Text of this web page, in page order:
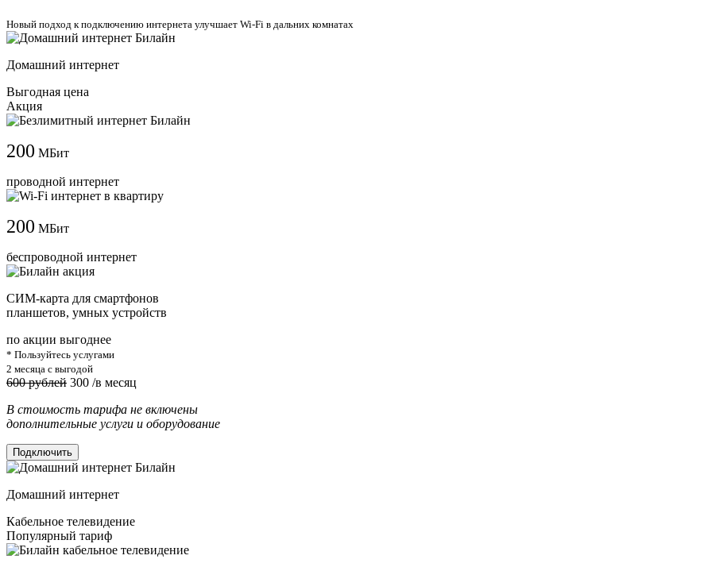
Новый подход к подключению интернета улучшает Wi-Fi в дальних комнатах
Домашний интернет
Выгодная цена
Акция
200 МБит
проводной интернет
200 МБит
беспроводной интернет
СИМ-карта для смартфонов
планшетов, умных устройств
по акции выгоднее
* Пользуйтесь услугами
2 месяца с выгодой
600 рублей 300 /в месяц
В стоимость тарифа не включены
дополнительные услуги и оборудование
Подключить
Домашний интернет
Кабельное телевидение
Популярный тариф